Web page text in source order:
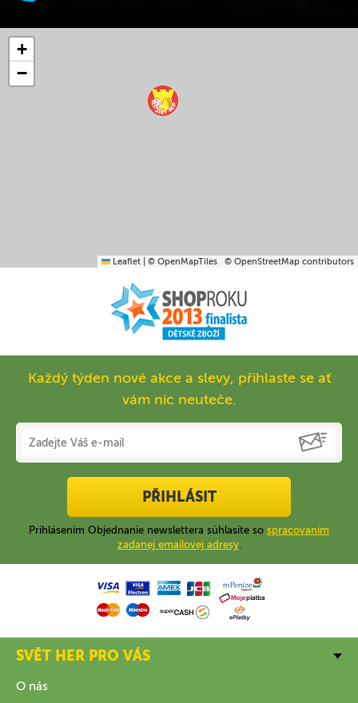
+
−
Leaflet © OpenMapTiles © OpenStreetMap contributors
Každý týden nové akce a slevy, přihlaste se ať
vám nic neuteče.
PŘIHLÁSIT
Prihlásením Objednanie newslettera súhlasíte so spracovaním
zadanej emailovej adresy.
SVĚT HER PRO VÁS
O nás